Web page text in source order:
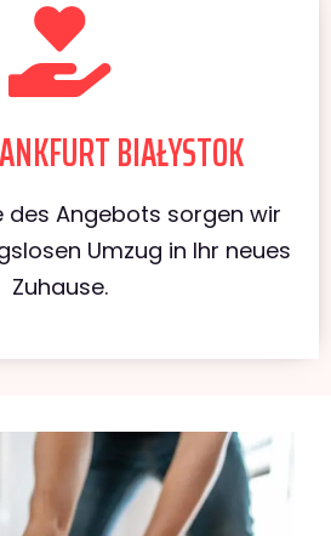
BIAŁYSTOK
des Angebots sorgen wir
Umzug in Ihr neues
Zuhause.